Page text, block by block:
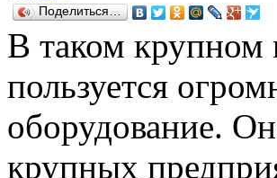
Поделиться…
В таком крупном
пользуется
оборудование.
крупных